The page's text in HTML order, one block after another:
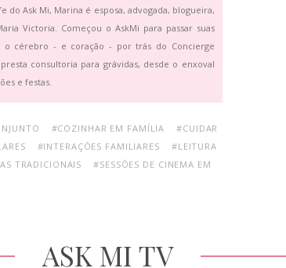
do Ask Mi, Marina é esposa, advogada, blogueira,
Victoria. Começou o AskMi para passar suas
o cérebro - e coração - por trás do Concierge
consultoria para grávidas, desde o enxoval
e festas.
#COZINHAR EM FAMÍLIA
#CUIDAR
#INTERAÇÕES FAMILIARES
#LEITURA
TRADICIONAIS
#SESSÕES DE CINEMA EM
ASK MI TV